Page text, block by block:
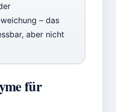
– das
aber nicht
für